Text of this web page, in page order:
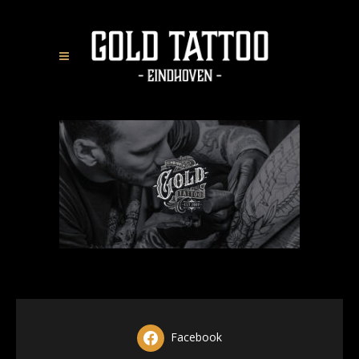
Facebook